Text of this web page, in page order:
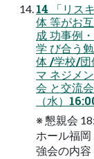
14 「リス
体 等がお
成 功事例
学 び合う
体 /学校/団
マ ネジメ
会 と交流
（⽔）
※ 懇親会
ホール福
強会の内容